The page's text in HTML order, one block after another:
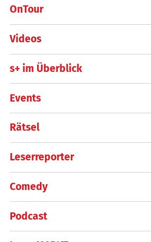
OnTour
Videos
s+ im Überblick
Events
Rätsel
Leserreporter
Comedy
Podcast